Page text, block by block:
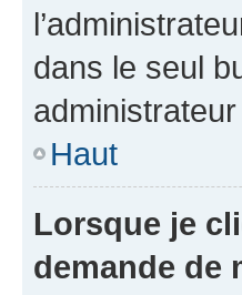
dans le seul
Haut
Lorsque je
demande de